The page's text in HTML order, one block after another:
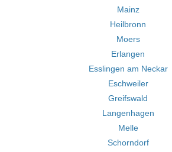
Mainz
Heilbronn
Moers
Erlangen
Esslingen am Neckar
Eschweiler
Greifswald
Langenhagen
Melle
Schorndorf